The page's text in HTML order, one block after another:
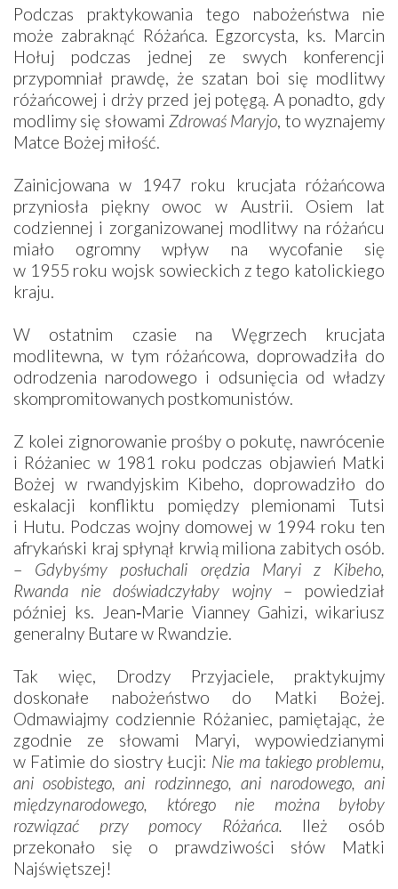
Podczas praktykowania tego nabożeństwa nie
może zabraknąć Różańca. ­Egzorcysta, ks. Marcin
Hołuj podczas jednej ze swych konferencji
przypomniał prawdę, że szatan boi się modlitwy
różańcowej i drży przed jej potęgą. A ponadto, gdy
modlimy się słowami Zdrowaś Maryjo, to wyznajemy
Matce Bożej miłość.
Zainicjowana w 1947 roku krucjata różańcowa
przyniosła piękny owoc w Austrii. Osiem lat
codziennej i zorganizowanej modlitwy na różańcu
miało ogromny wpływ na wycofanie się
w 1955 roku wojsk sowieckich z tego katolickiego
kraju.
W ostatnim czasie na Węgrzech krucjata
modlitewna, w tym różańcowa, doprowadziła do
odrodzenia narodowego i odsunięcia od władzy
skompromitowanych postkomunistów.
Z kolei zignorowanie prośby o pokutę, nawrócenie
i Różaniec w 1981 roku podczas objawień Matki
Bożej w rwandyjskim Kibeho, doprowadziło do
eskalacji konfliktu pomiędzy plemionami Tutsi
i Hutu. Podczas wojny domowej w 1994 roku ten
afrykański kraj spłynął krwią miliona zabitych osób.
– Gdybyśmy posłuchali orędzia Maryi z Kibeho,
Rwanda nie doświadczyłaby wojny– powiedział
później ks. Jean‑Marie Vianney Gahizi, wikariusz
generalny Butare w ­Rwandzie.
Tak więc, Drodzy Przyjaciele, praktykujmy
doskonałe nabożeństwo do Matki Bożej.
Odmawiajmy codziennie Różaniec, pamiętając, że
zgodnie ze słowami Maryi, wypowiedzianymi
w Fatimie do siostry Łucji: Nie ma takiego problemu,
ani osobistego, ani rodzinnego, ani narodowego, ani
międzynarodowego, którego nie można byłoby
rozwiązać przy pomocy Różańca. Ileż osób
przekonało się o prawdziwości słów Matki
Najświętszej!